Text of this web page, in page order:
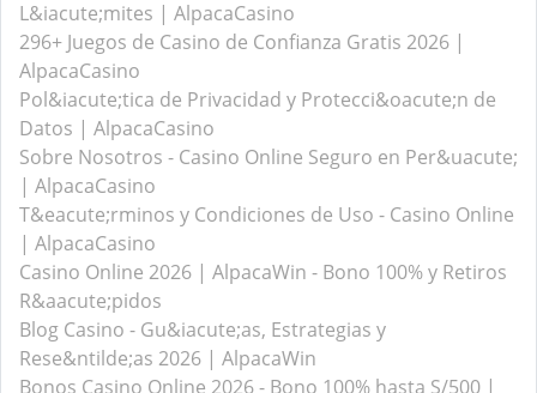
L&iacute;mites | AlpacaCasino
296+ Juegos de Casino de Confianza Gratis 2026 |
AlpacaCasino
Pol&iacute;tica de Privacidad y Protecci&oacute;n de
Datos | AlpacaCasino
Sobre Nosotros - Casino Online Seguro en Per&uacute;
| AlpacaCasino
T&eacute;rminos y Condiciones de Uso - Casino Online
| AlpacaCasino
Casino Online 2026 | AlpacaWin - Bono 100% y Retiros
R&aacute;pidos
Blog Casino - Gu&iacute;as, Estrategias y
Rese&ntilde;as 2026 | AlpacaWin
Bonos Casino Online 2026 - Bono 100% hasta S/500 |